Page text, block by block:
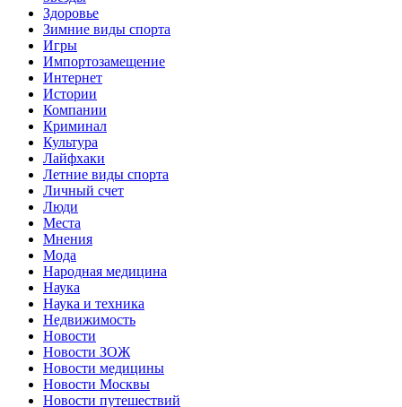
Здоровье
Зимние виды спорта
Игры
Импортозамещение
Интернет
Истории
Компании
Криминал
Культура
Лайфхаки
Летние виды спорта
Личный счет
Люди
Места
Мнения
Мода
Народная медицина
Наука
Наука и техника
Недвижимость
Новости
Новости ЗОЖ
Новости медицины
Новости Москвы
Новости путешествий